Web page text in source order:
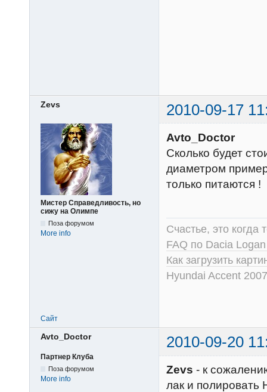
Zevs 2010-09-17
Мистер Справедливость, но
сижу на Олимпе
Поза форумом
More info
Avto_Doctor
Сколько будет
диаметром
только питаются !
Счастье, это когда
FAQ по Dacia
Как загрузить
Hyundai Accent
Сайт
Avto_Doctor 2010-09-20
Партнер Клуба
Поза форумом
More info
Zevs - к
лак и